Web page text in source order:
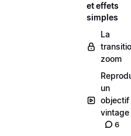
et effets
simples
La
zoom
un
objectif
vintage
6